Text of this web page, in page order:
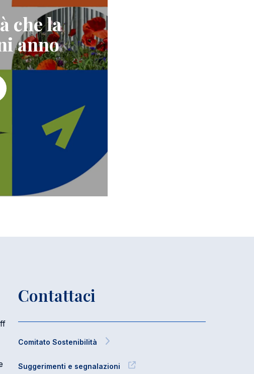
che la
anno
Contattaci
Comitato Sostenibilità
Suggerimenti e segnalazioni